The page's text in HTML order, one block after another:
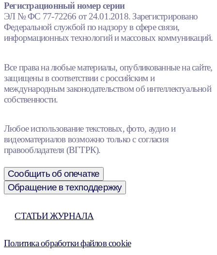
Регистрационный номер серии
ЭЛ № ФС 77-72266 от 24.01.2018. Зарегистрировано
Федеральной службой по надзору в сфере связи,
информационных технологий и массовых коммуникаций.
Все права на любые материалы, опубликованные на сайте,
защищены в соответствии с российским и
международным законодательством об интеллектуальной
собственности.
Любое использование текстовых, фото, аудио и
видеоматериалов возможно только с согласия
правообладателя (ВГТРК).
Сообщить об опечатке
Обращение в техподдержку
СТАТЬИ ЖУРНАЛА
Политика обработки файлов cookie